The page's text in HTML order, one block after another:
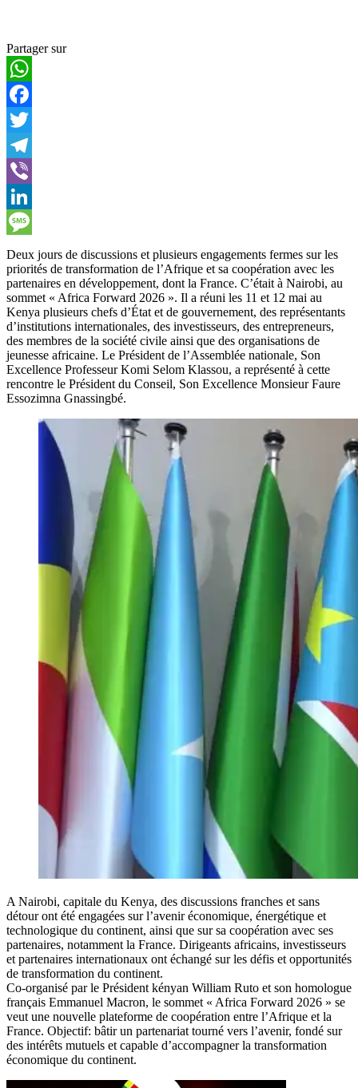
Partager sur
WhatsApp
Facebook
Twitter
Telegram
Viber
LinkedIn
Message
Deux jours de discussions et plusieurs engagements fermes sur les
priorités de transformation de l’Afrique et sa coopération avec les
partenaires en développement, dont la France. C’était à Nairobi, au
sommet « Africa Forward 2026 ». Il a réuni les 11 et 12 mai au
Kenya plusieurs chefs d’État et de gouvernement, des représentants
d’institutions internationales, des investisseurs, des entrepreneurs,
des membres de la société civile ainsi que des organisations de
jeunesse africaine. Le Président de l’Assemblée nationale, Son
Excellence Professeur Komi Selom Klassou, a représenté à cette
rencontre le Président du Conseil, Son Excellence Monsieur Faure
Essozimna Gnassingbé.
A Nairobi, capitale du Kenya, des discussions franches et sans
détour ont été engagées sur l’avenir économique, énergétique et
technologique du continent, ainsi que sur sa coopération avec ses
partenaires, notamment la France. Dirigeants africains, investisseurs
et partenaires internationaux ont échangé sur les défis et opportunités
de transformation du continent.
Co-organisé par le Président kényan William Ruto et son homologue
français Emmanuel Macron, le sommet « Africa Forward 2026 » se
veut une nouvelle plateforme de coopération entre l’Afrique et la
France. Objectif: bâtir un partenariat tourné vers l’avenir, fondé sur
des intérêts mutuels et capable d’accompagner la transformation
économique du continent.